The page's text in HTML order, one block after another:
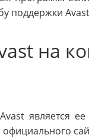
поддержки
на
является ее